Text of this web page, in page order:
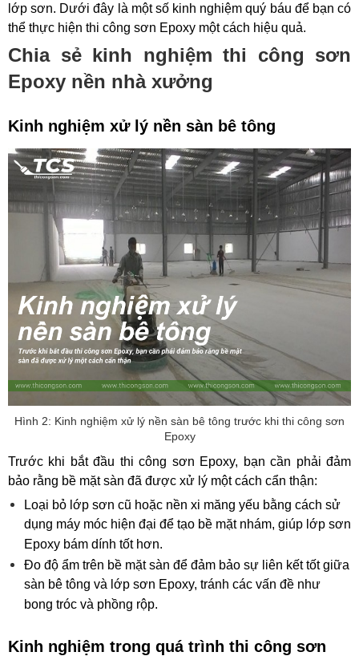
lớp sơn. Dưới đây là một số kinh nghiệm quý báu để bạn có
thể thực hiện thi công sơn Epoxy một cách hiệu quả.
Chia sẻ kinh nghiệm thi công sơn
Epoxy nền nhà xưởng
Kinh nghiệm xử lý nền sàn bê tông
Hình 2: Kinh nghiệm xử lý nền sàn bê tông trước khi thi công sơn
Epoxy
Trước khi bắt đầu thi công sơn Epoxy, bạn cần phải đảm
bảo rằng bề mặt sàn đã được xử lý một cách cẩn thận:
Loại bỏ lớp sơn cũ hoặc nền xi măng yếu bằng cách sử
dụng máy móc hiện đại để tạo bề mặt nhám, giúp lớp sơn
Epoxy bám dính tốt hơn.
Đo độ ẩm trên bề mặt sàn để đảm bảo sự liên kết tốt giữa
sàn bê tông và lớp sơn Epoxy, tránh các vấn đề như
bong tróc và phồng rộp.
Kinh nghiệm trong quá trình thi công sơn